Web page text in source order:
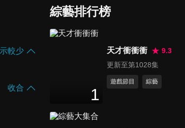
較少
收合
ofiii 歐飛柑
感路線?!
13分鐘
綜藝排行榜
1
天才衝衝衝
9.3
更新至第1028集
遊戲節目 綜藝